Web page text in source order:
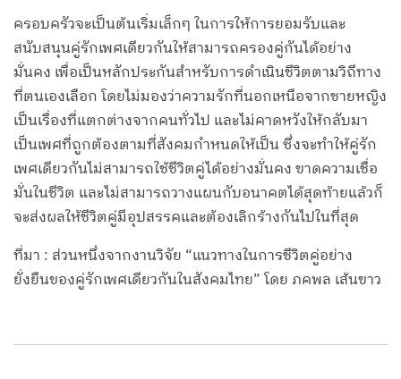
ครอบครัวจะเป็นต้นเริ่มเล็กๆ ในการให้การยอมรับและ
สนับสนุนคู่รักเพศเดียวกันให้สามารถครองคู่กันได้อย่าง
มั่นคง เพื่อเป็นหลักประกันสำหรับการดำเนินชีวิตตามวิถีทาง
ที่ตนเองเลือก โดยไม่มองว่าความรักที่นอกเหนือจากชายหญิง
เป็นเรื่องที่แตกต่างจากคนทั่วไป และไม่คาดหวังให้กลับมา
เป็นเพศที่ถูกต้องตามที่สังคมกำหนดให้เป็น ซึ่งจะทำให้คู่รัก
เพศเดียวกันไม่สามารถใช้ชีวิตคู่ได้อย่างมั่นคง ขาดความเชื่อ
มั่นในชีวิต และไม่สามารถวางแผนกับอนาคตได้สุดท้ายแล้วก็
จะส่งผลให้ชีวิตคู่มีอุปสรรคและต้องเลิกร้างกันไปในที่สุด
ที่มา : ส่วนหนึ่งจากงานวิจัย “แนวทางในการชีวิตคู่อย่าง
ยั่งยืนของคู่รักเพศเดียวกันในสังคมไทย” โดย ภคพล เส้นขาว